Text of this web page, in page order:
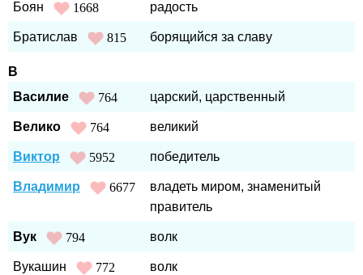
Боян 1668 радость
Братислав 815 борящийся за славу
В
Василие
764 царский, царственный
Велико 764 великий
Виктор 5952 победитель
Владимир 6677
владеть миром, знаменитый
правитель
Вук 794 волк
Вукашин 772 волк